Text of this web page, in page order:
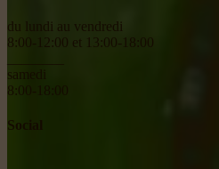
du lundi au vendredi
8:00-12:00 et 13:00-18:00
samedi
8:00-18:00
Social